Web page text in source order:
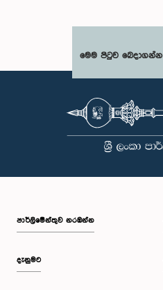
මෙම පිටුව බෙදාගන්න
පාර්ලි‌මේන්තුව නරඹන්න
දැනුමට